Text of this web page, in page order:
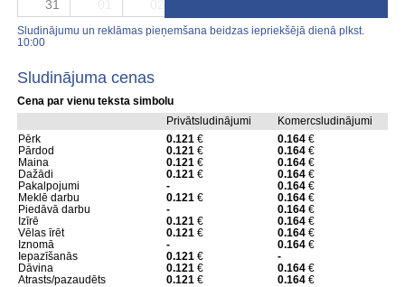
31
Sludinājumu un reklāmas pieņemšana beidzas iepriekšējā dienā plkst.
10:00
Sludinājuma cenas
Cena par vienu teksta simbolu
Privātsludinājumi
Komercsludinājumi
Pērk
0.121€ 0.164€
Pārdod
0.121€ 0.164€
Maina
0.121€ 0.164€
Dažādi
0.121€ 0.164€
Pakalpojumi
- 0.164€
Meklē darbu
0.121€ 0.164€
Piedāvā darbu
- 0.164€
Izīrē
0.121€ 0.164€
Vēlas īrēt
0.121€ 0.164€
Iznomā
- 0.164€
Iepazīšanās
0.121€
-
Dāvina
0.121€ 0.164€
Atrasts/pazaudēts
0.121€ 0.164€